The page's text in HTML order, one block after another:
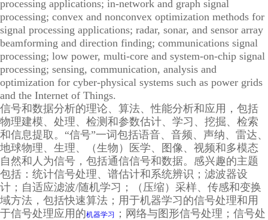
processing applications; in-network and graph signal
processing; convex and nonconvex optimization methods for
signal processing applications; radar, sonar, and sensor array
beamforming and direction finding; communications signal
processing; low power, multi-core and system-on-chip signal
processing; sensing, communication, analysis and
optimization for cyber-physical systems such as power grids
and the Internet of Things.
信号和数据分析的理论、算法、性能分析和应用，包括
物理建模、处理、检测和参数估计、学习、挖掘、检索
和信息提取。“信号”一词包括语音、音频、声纳、雷达、
地球物理、生理、（生物）医学、图像、视频和多模态
自然和人为信号，包括通信信号和数据。感兴趣的主题
包括：统计信号处理、谱估计和系统辨识；滤波器设
计；自适应滤波/随机学习；（压缩）采样、传感和变换
域方法，包括快速算法；用于机器学习的信号处理和用
于信号处理应用的机器学习
；网络与图形信号处理；信号处